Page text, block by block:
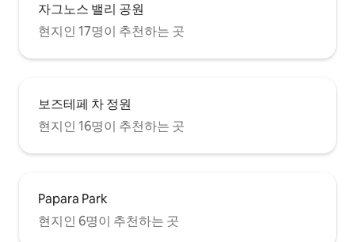
자그노스 밸리 공원
현지인 17명이 추천하는 곳
보즈테페 차 정원
현지인 16명이 추천하는 곳
Papara Park
현지인 6명이 추천하는 곳